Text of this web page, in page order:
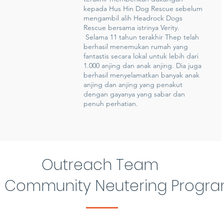
kepada Hus Hin Dog Rescue sebelum
mengambil alih Headrock Dogs
Rescue bersama istrinya Verity.
Selama 11 tahun terakhir Thep telah
berhasil menemukan rumah yang
fantastis secara lokal untuk lebih dari
1.000 anjing dan anak anjing. Dia juga
berhasil menyelamatkan banyak anak
anjing dan anjing yang penakut
dengan gayanya yang sabar dan
penuh perhatian.
Outreach Team
Community Neutering